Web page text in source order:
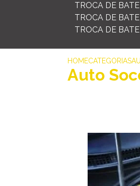
TROCA DE
TROCA DE
TROCA DE
HOMECATEGORIAS
Auto